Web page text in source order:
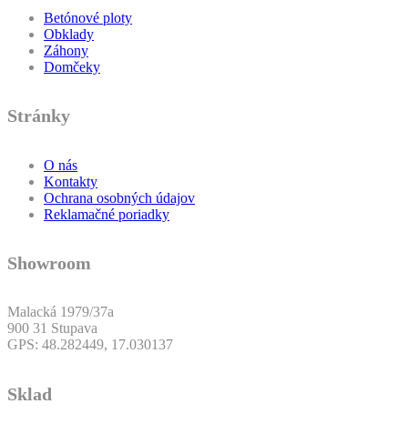
Betónové ploty
Obklady
Záhony
Domčeky
Stránky
O nás
Kontakty
Ochrana osobných údajov
Reklamačné poriadky
Showroom
Malacká 1979/37a
900 31 Stupava
GPS: 48.282449, 17.030137
Sklad